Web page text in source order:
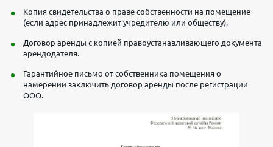
Копия свидетельства о праве собственности на помещение
(если адрес принадлежит учредителю или обществу).
Договор аренды с копией правоустанавливающего документа
арендодателя.
Гарантийное письмо от собственника помещения о
намерении заключить договор аренды после регистрации
ООО.